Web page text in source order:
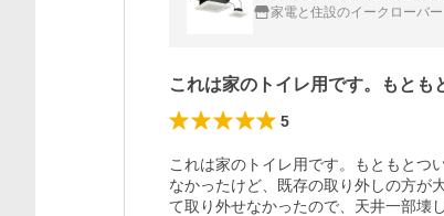
家電と住設のイークローバー
これは家のトイレ用です。もと
5
これは家のトイレ用です。もともとつ
なかったけど、既存の取り外しの方が
て取り外せなかったので、天井一部壊